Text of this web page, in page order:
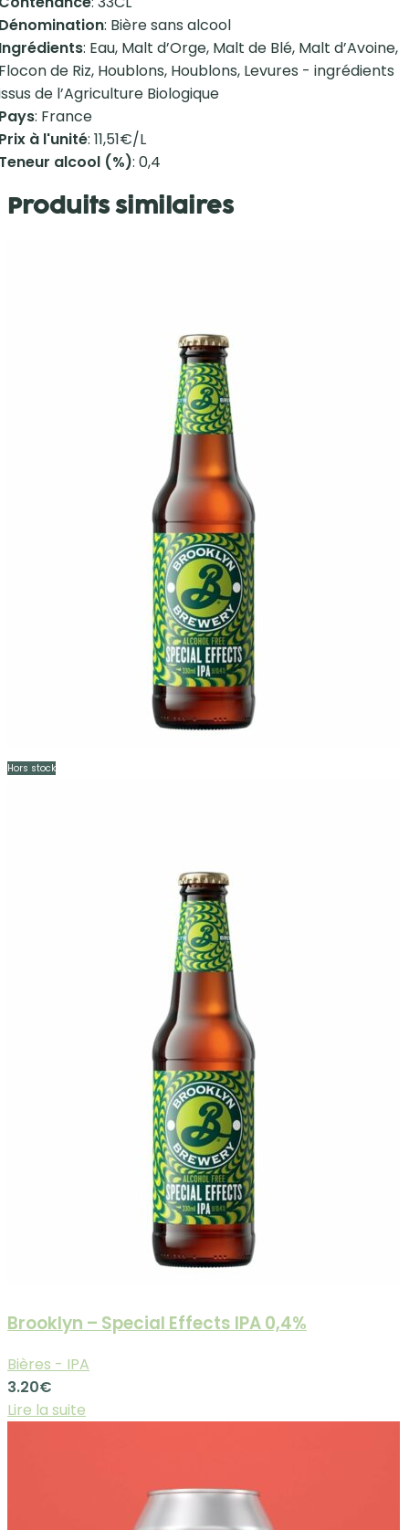
: Bière sans alcool
: Eau, Malt d’Orge, Malt de Blé, Malt d’Avoine,
de Riz, Houblons, Houblons, Levures - ingrédients
de l’Agriculture Biologique
: France
à l'unité: 11,51€/L
alcool (%): 0,4
Produits similaires
Hors stock
Brooklyn – Special Effects IPA 0,4%
Bières - IPA
3.20€
Lire la suite